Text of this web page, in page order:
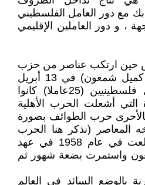
مع دور العامل الفلسطيني
، و دور العاملين الإقليمي
حين ارتكب عناصر من حزب
الوطنيين الأحرار (بزعامة كميل شمعون) في 13 أبريل
1975 مجزرة بقتل عمال فلسطينيين (25عاملا) كانوا
التي أشعلت الحرب الأهلية
(1975-1990) أو بالأحرى حرب الطوائف بصورة
المعاصر (نذكر هنا الحرب
الأهلية المحدودة التي اندلعت في عام 1958 في عهد
واستمرت بضعة شهور ثم
بالوضع السائد في العالم